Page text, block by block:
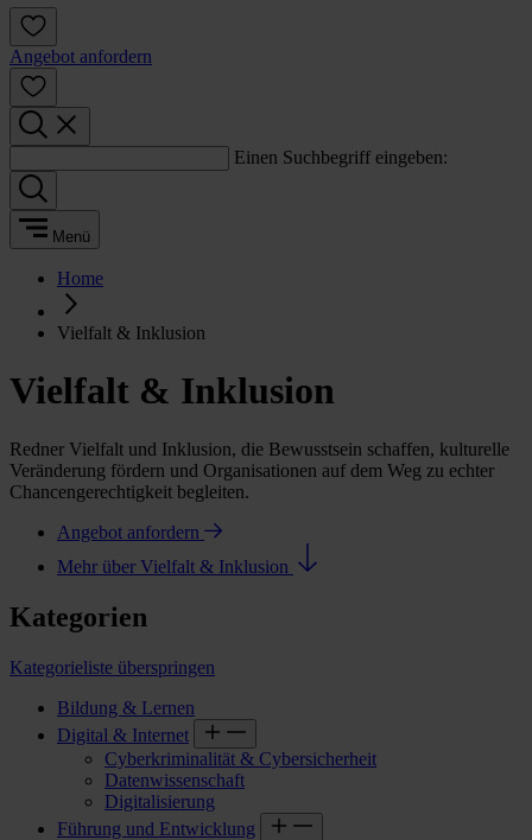
Angebot anfordern
Einen Suchbegriff eingeben:
Menü
Home
Vielfalt & Inklusion
Vielfalt & Inklusion
Redner Vielfalt und Inklusion, die Bewusstsein schaffen, kulturelle
Veränderung fördern und Organisationen auf dem Weg zu echter
Chancengerechtigkeit begleiten.
Angebot anfordern
Mehr über Vielfalt & Inklusion
Kategorien
Kategorieliste überspringen
Bildung & Lernen
Digital & Internet
Cyberkriminalität & Cybersicherheit
Datenwissenschaft
Digitalisierung
Führung und Entwicklung